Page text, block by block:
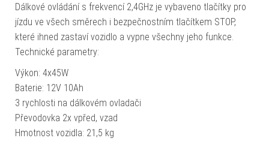
Dálkové ovládání s frekvencí 2,4GHz je vybaveno tlačítky pro
jízdu ve všech směrech i bezpečnostním tlačítkem STOP,
které ihned zastaví vozidlo a vypne všechny jeho funkce.
Technické parametry:
Výkon: 4x45W
Baterie: 12V 10Ah
3 rychlosti na dálkovém ovladači
Převodovka 2x vpřed, vzad
Hmotnost vozidla: 21,5 kg